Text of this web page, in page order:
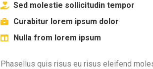
Sed molestie sollicitudin tempor
Curabitur lorem ipsum dolor
Nulla from lorem ipsum
Phasellus quis risus eu risus eleifend